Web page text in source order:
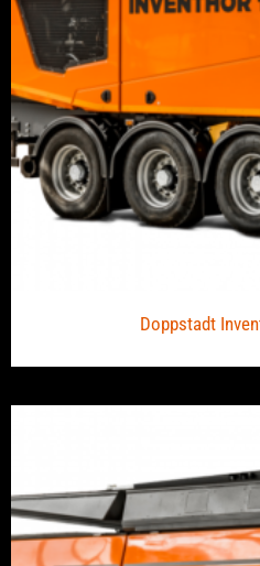
Doppstadt